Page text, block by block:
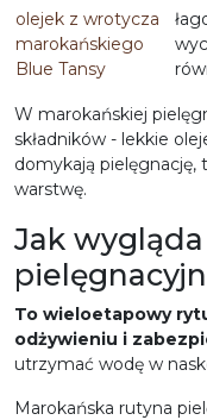
olejek z wrotycza
marokańskiego
Blue Tansy
W marokańskiej
składników - lekkie
domykają pielęgnację,
warstwę.
Jak
To wieloetapowy
odżywieniu i
utrzymać wodę w
Marokańska rutyna